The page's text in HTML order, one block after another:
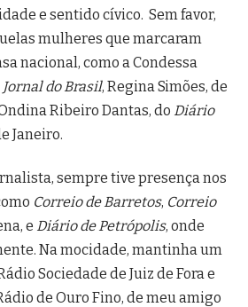
e sentido cívico. Sem favor,
mulheres que marcaram
nacional, como a Condessa
Jornal do Brasil, Regina Simões, de
Ribeiro Dantas, do Diário
Janeiro.
sempre tive presença nos
Correio de Barretos, Correio
e Diário de Petrópolis, onde
Na mocidade, mantinha um
Sociedade de Juiz de Fora e
de Ouro Fino, de meu amigo